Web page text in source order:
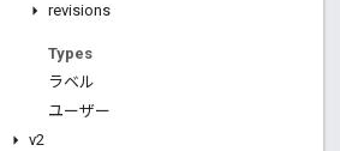
revisions
Types
ラベル
ユーザー
v2